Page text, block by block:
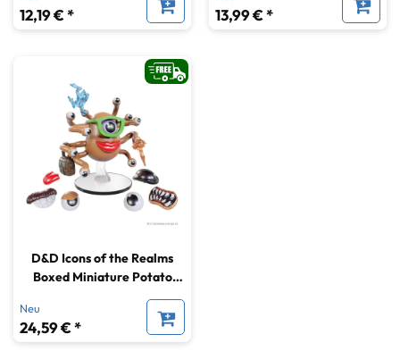
12,19 € * 13,99 € *
D&D Icons of the Realms
Boxed Miniature Potato
Head Beholder 9 cm
Neu
24,59 € *